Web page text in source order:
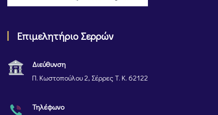
Επιμελητήριο Σερρών
Διεύθυνση
Π. Κωστοπούλου 2, Σέρρες Τ. Κ. 62122
Τηλέφωνο